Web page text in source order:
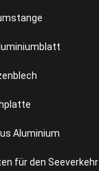
Aluminium
für den Seeverkehr